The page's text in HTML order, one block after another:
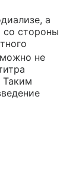
а
со стороны
можно не
Таким